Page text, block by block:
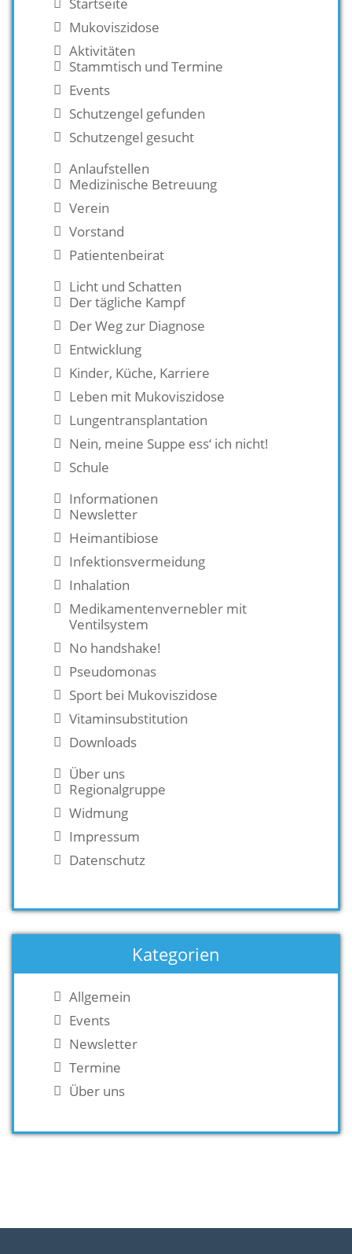
Startseite
Mukoviszidose
Aktivitäten
Stammtisch und Termine
Events
Schutzengel gefunden
Schutzengel gesucht
Anlaufstellen
Medizinische Betreuung
Verein
Vorstand
Patientenbeirat
Licht und Schatten
Der tägliche Kampf
Der Weg zur Diagnose
Entwicklung
Kinder, Küche, Karriere
Leben mit Mukoviszidose
Lungentransplantation
Nein, meine Suppe ess‘ ich nicht!
Schule
Informationen
Newsletter
Heimantibiose
Infektionsvermeidung
Inhalation
Medikamentenvernebler mit
Ventilsystem
No handshake!
Pseudomonas
Sport bei Mukoviszidose
Vitaminsubstitution
Downloads
Über uns
Regionalgruppe
Widmung
Impressum
Datenschutz
Kategorien
Allgemein
Events
Newsletter
Termine
Über uns